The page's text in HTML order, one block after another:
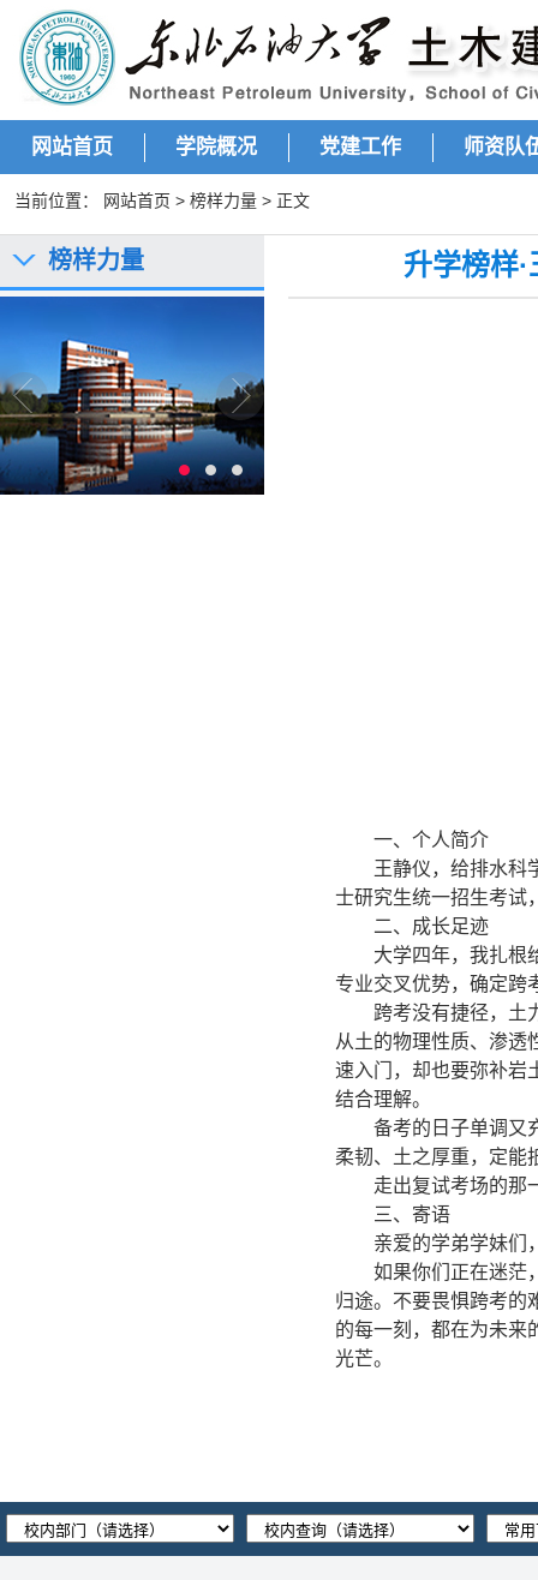
网站首页 学院概况 党建工作 师资队
当前位置： 网站首页 > 榜样力量 > 正文
榜样力量 升学榜样
一、个人简介
王静仪，给排水科
士研究生统一招生考试
二、成长足迹
大学四年，我扎根
专业交叉优势，确定跨
跨考没有捷径，土
从土的物理性质、渗透
速入门，却也要弥补岩
结合理解。
备考的日子单调又
柔韧、土之厚重，定能
走出复试考场的那
三、寄语
亲爱的学弟学妹们
如果你们正在迷茫
归途。不要畏惧跨考的
的每一刻，都在为未来
光芒。